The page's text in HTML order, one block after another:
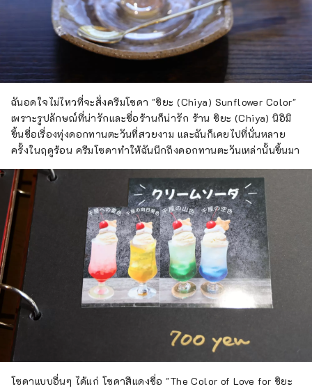
ฉันอดใจไม่ไหวที่จะสั่งครีมโซดา "ชิยะ (Chiya) Sunflower Color"
เพราะรูปลักษณ์ที่น่ารักและชื่อร้านก็น่ารัก ร้าน ชิยะ (Chiya) นิอิมิ
ขึ้นชื่อเรื่องทุ่งดอกทานตะวันที่สวยงาม และฉันก็เคยไปที่นั่นหลาย
ครั้งในฤดูร้อน ครีมโซดาทำให้ฉันนึกถึงดอกทานตะวันเหล่านั้นขึ้นมา
โซดาแบบอื่นๆ ได้แก่ โซดาสีแดงชื่อ "The Color of Love for ชิยะ